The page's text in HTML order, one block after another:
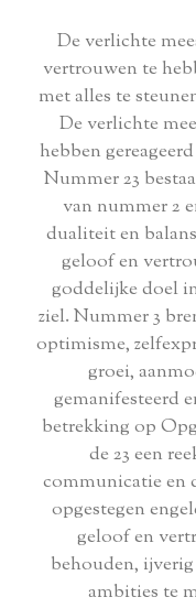
De verlichte
vertrouwen te
met alles te
De verlichte
hebben
Nummer 23
van nummer 2
dualiteit en
geloof en
goddelijke doel
ziel. Nummer 3
optimisme,
groei,
gemanifesteerd
betrekking op
de 23 een
communicatie en
opgestegen
geloof en
behouden,
ambities te